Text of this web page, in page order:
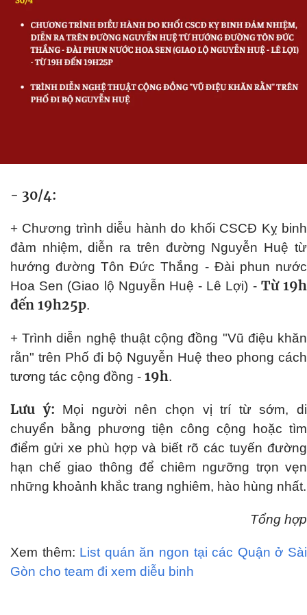
- 30/4:
+ Chương trình diễu hành do khối CSCĐ Kỵ binh
đảm nhiệm, diễn ra trên đường Nguyễn Huệ từ
hướng đường Tôn Đức Thắng - Đài phun nước
Hoa Sen (Giao lộ Nguyễn Huệ - Lê Lợi) - Từ 19h
đến 19h25p.
+ Trình diễn nghệ thuật cộng đồng "Vũ điệu khăn
rằn" trên Phố đi bộ Nguyễn Huệ theo phong cách
tương tác cộng đồng - 19h.
Lưu ý: Mọi người nên chọn vị trí từ sớm, di
chuyển bằng phương tiện công cộng hoặc tìm
điểm gửi xe phù hợp và biết rõ các tuyến đường
hạn chế giao thông để chiêm ngưỡng trọn vẹn
những khoảnh khắc trang nghiêm, hào hùng nhất.
Tổng hợp
Xem thêm: List quán ăn ngon tại các Quận ở Sài
Gòn cho team đi xem diễu binh